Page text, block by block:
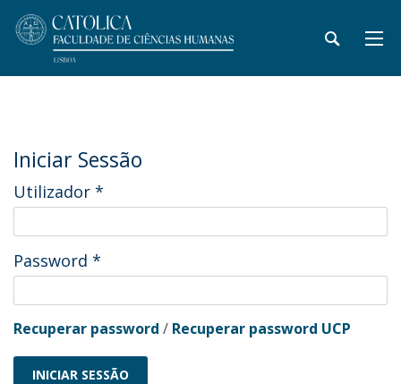
Iniciar Sessão
Utilizador *
Password *
Recuperar password / Recuperar password UCP
INICIAR SESSÃO